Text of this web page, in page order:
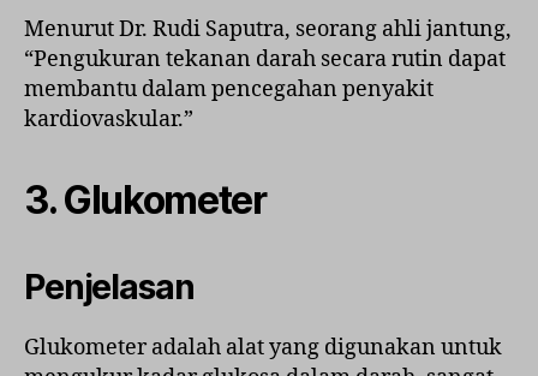
Menurut Dr. Rudi Saputra, seorang ahli jantung,
“Pengukuran tekanan darah secara rutin dapat
membantu dalam pencegahan penyakit
kardiovaskular.”
3.Glukometer
Penjelasan
Glukometer adalah alat yang digunakan untuk